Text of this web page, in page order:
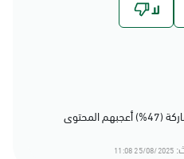
25/08/2025 11:08